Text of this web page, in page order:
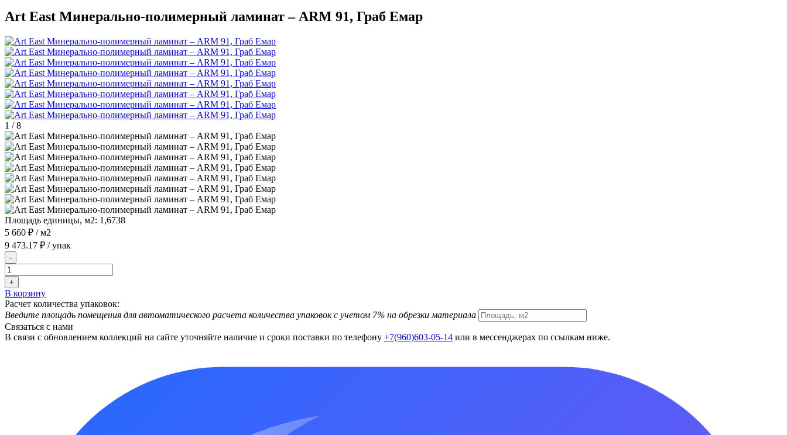
Art East Минерально-полимерный ламинат – ARM 91, Граб Емар
1 /8
Площадь единицы, м2: 1,6738
5 660 ₽ / м2
9 473.17 ₽ / упак
-
+
В корзину
Расчет количества упаковок:
Введите площадь помещения для автоматического расчета количества упаковок с учетом 7% на обрезки материала
Связаться с нами
В связи с обновлением коллекций на сайте уточняйте наличие и сроки поставки по телефону +7(960)603-05-14 или в мессенджерах по ссылкам ниже.